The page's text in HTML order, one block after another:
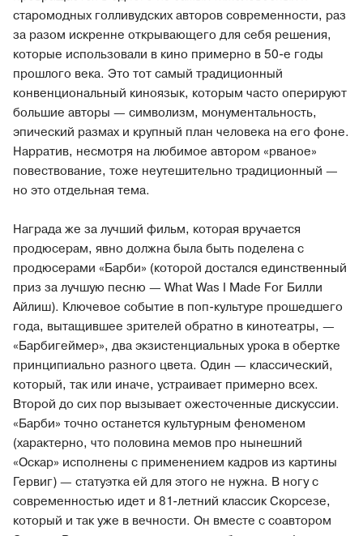
старомодных голливудских авторов современности, раз
за разом искренне открывающего для себя решения,
которые использовали в кино примерно в 50-е годы
прошлого века. Это тот самый традиционный
конвенциональный киноязык, которым часто оперируют
большие авторы — символизм, монументальность,
эпический размах и крупный план человека на его фоне.
Нарратив, несмотря на любимое автором «рваное»
повествование, тоже неутешительно традиционный —
но это отдельная тема.
Награда же за лучший фильм, которая вручается
продюсерам, явно должна была быть поделена с
продюсерами «Барби» (которой достался единственный
приз за лучшую песню — What Was I Made For Билли
Айлиш). Ключевое событие в поп-культуре прошедшего
года, вытащившее зрителей обратно в кинотеатры, —
«Барбигеймер», два экзистенциальных урока в обертке
принципиально разного цвета. Один — классический,
который, так или иначе, устраивает примерно всех.
Второй до сих пор вызывает ожесточенные дискуссии.
«Барби» точно останется культурным феноменом
(характерно, что половина мемов про нынешний
«Оскар» исполнены с применением кадров из картины
Гервиг) — статуэтка ей для этого не нужна. В ногу с
современностью идет и 81-летний классик Скорсезе,
который и так уже в вечности. Он вместе с соавтором